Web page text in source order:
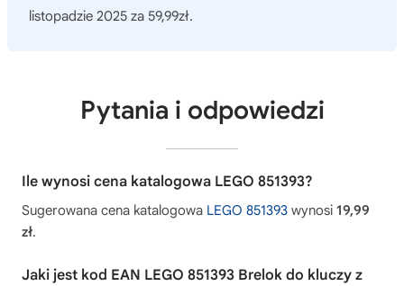
listopadzie 2025 za 59,99zł.
Pytania i odpowiedzi
Ile wynosi cena katalogowa LEGO 851393?
Sugerowana cena katalogowa LEGO 851393 wynosi 19,99
zł.
Jaki jest kod EAN LEGO 851393 Brelok do kluczy z